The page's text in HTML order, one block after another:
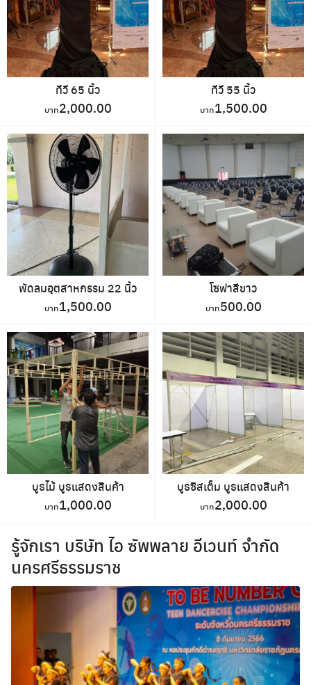
ทีวี 65 นิ้ว
2,000.00
ทีวี 55 นิ้ว
1,500.00
พัดลมอุตสาหกรรม 22 นิ้ว
1,500.00
โซฟาสีขาว
500.00
บูธไม้ บูธแสดงสินค้า
1,000.00
บูธซิสเต็ม บูธแสดงสินค้า
2,000.00
รู้จักเรา บริษัท ไอ ซัพพลาย อีเวนท์ จำกัด
นครศรีธรรมราช